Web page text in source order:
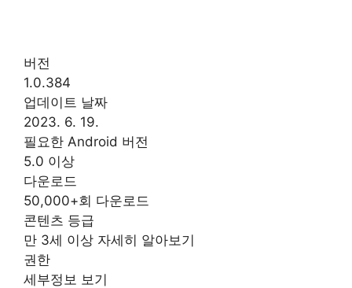
버전
1.0.384
업데이트 날짜
2023. 6. 19.
필요한 Android 버전
5.0 이상
다운로드
50,000+회 다운로드
콘텐츠 등급
만 3세 이상 자세히 알아보기
권한
세부정보 보기